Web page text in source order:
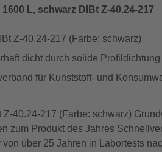
L, schwarz DIBt Z-40.24-217
Z-40.24-217 (Farbe: schwarz)
dicht durch solide Profildichtung
für Kunststoff- und
Z-40.24-217 (Farbe: schwarz)
zum Produkt des Jahres
über 25 Jahren in Labortests